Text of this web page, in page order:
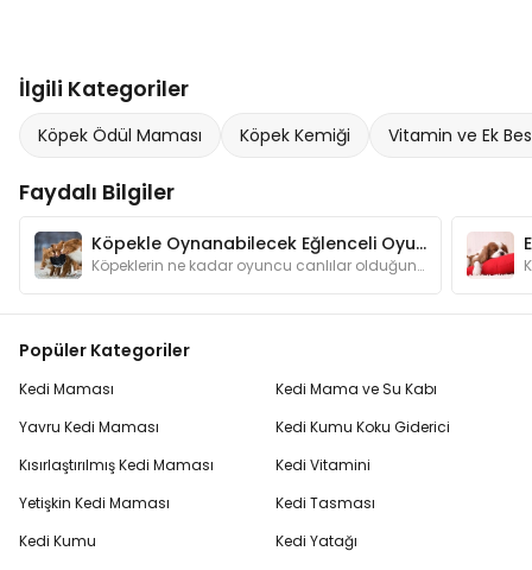
İlgili Kategoriler
Köpek Ödül Maması Köpek Kemiği Vitamin ve Ek
Faydalı Bilgiler
Köpekle Oynanabilecek Eğlenceli Oyunlar
Köpeklerin ne kadar oyuncu canlılar olduğunu anlatmamıza gerek var mı? Oyunlar hem köpeğinizin zeka gelişimine katkı sağlar hem de onu mutlu eder.
Popüler Kategoriler
Kedi Maması
Yavru Kedi Maması
Kısırlaştırılmış Kedi Maması
Yetişkin Kedi Maması
Kedi Kumu
Kedi Mama ve Su Kabı
Kedi Kumu Koku Giderici
Kedi Vitamini
Kedi Tasması
Kedi Yatağı